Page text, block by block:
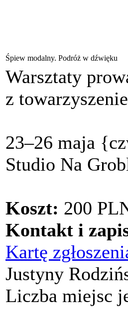
Śpiew modalny. Podróż w dźwięku
Warsztaty
z
23–26 maja
Studio Na
Koszt: 200
Kontakt i
Kartę
Justyny
Liczba miejsc